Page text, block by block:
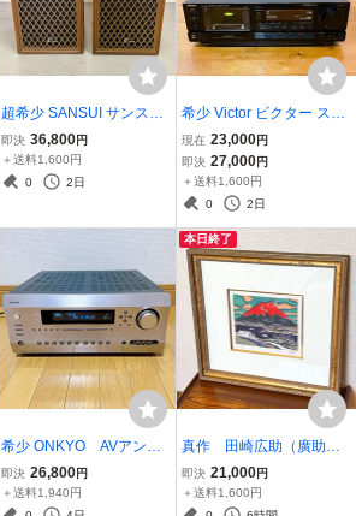
超希少 SANSUI サンスイ
名器 アルニコ使用 SP-10
ペア スピーカー 山水 アン
ティーク
即決 36,800円
＋送料1,600円
0
2日
希少 Victor ビクター ステ
レオカセットデッキ TD-V
711 3ヘッドカセットデッ
キ
現在 23,000円
即決 27,000円
＋送料1,600円
0
2日
希少 ONKYO AVアン
プ integra DTX-8.9
即決 26,800円
＋送料1,940円
本日終了
真作 田崎広助（廣助）
朱富士（赤富士） 版画 リ
トグラフ 額装
即決 21,000円
＋送料1,600円